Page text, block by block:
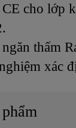
cho lớp
thấm
xác